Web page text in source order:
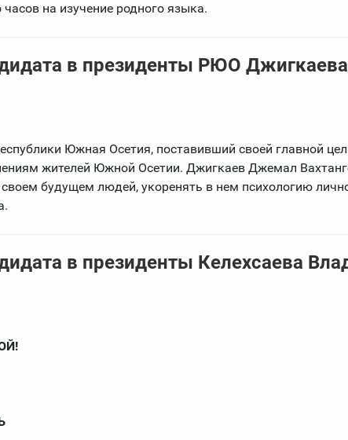
на изучение родного языка.
в президенты РЮО
Южная Осетия, поставивший своей главной
жителей Южной Осетии. Джигкаев Джемал
будущем людей, укоренять в нем психологию
в президенты Келехсаева